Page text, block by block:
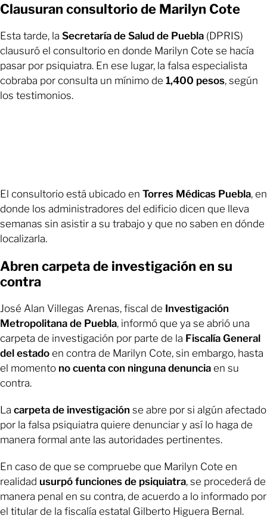
Clausuran consultorio de Marilyn Cote
Esta tarde, la Secretaría de Salud de Puebla (DPRIS)
clausuró el consultorio en donde Marilyn Cote se hacía
pasar por psiquiatra. En ese lugar, la falsa especialista
cobraba por consulta un mínimo de 1,400 pesos, según
los testimonios.
El consultorio está ubicado en Torres Médicas Puebla, en
donde los administradores del edificio dicen que lleva
semanas sin asistir a su trabajo y que no saben en dónde
localizarla.
Abren carpeta de investigación en su
contra
José Alan Villegas Arenas, fiscal de Investigación
Metropolitana de Puebla, informó que ya se abrió una
carpeta de investigación por parte de la Fiscalía General
del estado en contra de Marilyn Cote, sin embargo, hasta
el momento no cuenta con ninguna denuncia en su
contra.
La carpeta de investigación se abre por si algún afectado
por la falsa psiquiatra quiere denunciar y así lo haga de
manera formal ante las autoridades pertinentes.
En caso de que se compruebe que Marilyn Cote en
realidad usurpó funciones de psiquiatra, se procederá de
manera penal en su contra, de acuerdo a lo informado por
el titular de la fiscalía estatal Gilberto Higuera Bernal.